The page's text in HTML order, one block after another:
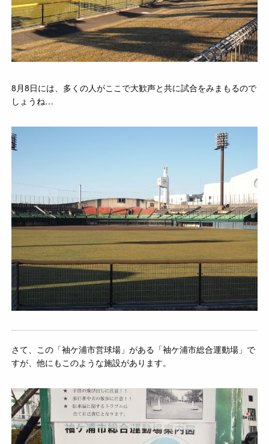
8月8日には、多くの人がここで大歓声と共に試合をみまもるので
しょうね…
さて、この「袖ケ浦市営球場」がある「袖ケ浦市総合運動場」で
すが、他にもこのような施設があります。